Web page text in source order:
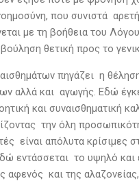
που συνιστά
με τη βοήθεια του
θετική προς το
πηγάζει η
αλλά και αγωγής. Εδώ
και συναισθηματική
την όλη
είναι απόλυτα κρίσιμες
εντάσσεται το υψηλό
αφενός και της